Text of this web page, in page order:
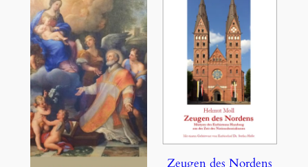
Zeugen des Nordens